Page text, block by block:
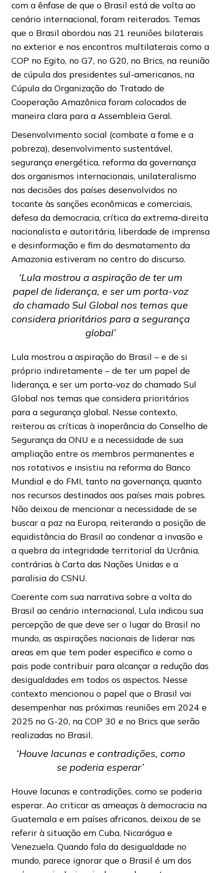
com a ênfase de que o Brasil está de volta ao
cenário internacional, foram reiterados. Temas
que o Brasil abordou nas 21 reuniões bilaterais
no exterior e nos encontros multilaterais como a
COP no Egito, no G7, no G20, no Brics, na reunião
de cúpula dos presidentes sul-americanos, na
Cúpula da Organização do Tratado de
Cooperação Amazônica foram colocados de
maneira clara para a Assembleia Geral.
Desenvolvimento social (combate a fome e a
pobreza), desenvolvimento sustentável,
segurança energética, reforma da governança
dos organismos internacionais, unilateralismo
nas decisões dos países desenvolvidos no
tocante às sanções econômicas e comerciais,
defesa da democracia, crítica da extrema-direita
nacionalista e autoritária, liberdade de imprensa
e desinformação e fim do desmatamento da
Amazonia estiveram no centro do discurso.
‘Lula mostrou a aspiração de ter um
papel de liderança, e ser um porta-voz
do chamado Sul Global nos temas que
considera prioritários para a segurança
global’
Lula mostrou a aspiração do Brasil – e de si
próprio indiretamente – de ter um papel de
liderança, e ser um porta-voz do chamado Sul
Global nos temas que considera prioritários
para a segurança global. Nesse contexto,
reiterou as críticas à inoperância do Conselho de
Segurança da ONU e a necessidade de sua
ampliação entre os membros permanentes e
nos rotativos e insistiu na reforma do Banco
Mundial e do FMI, tanto na governança, quanto
nos recursos destinados aos países mais pobres.
Não deixou de mencionar a necessidade de se
buscar a paz na Europa, reiterando a posição de
equidistância do Brasil ao condenar a invasão e
a quebra da integridade territorial da Ucrânia,
contrárias à Carta das Nações Unidas e a
paralisia do CSNU.
Coerente com sua narrativa sobre a volta do
Brasil ao cenário internacional, Lula indicou sua
percepção de que deve ser o lugar do Brasil no
mundo, as aspirações nacionais de liderar nas
areas em que tem poder especifico e como o
pais pode contribuir para alcançar a redução das
desigualdades em todos os aspectos. Nesse
contexto mencionou o papel que o Brasil vai
desempenhar nas próximas reuniões em 2024 e
2025 no G-20, na COP 30 e no Brics que serão
realizadas no Brasil.
‘Houve lacunas e contradições, como
se poderia esperar’
Houve lacunas e contradições, como se poderia
esperar. Ao criticar as ameaças à democracia na
Guatemala e em países africanos, deixou de se
referir à situação em Cuba, Nicarágua e
Venezuela. Quando fala da desigualdade no
mundo, parece ignorar que o Brasil é um dos